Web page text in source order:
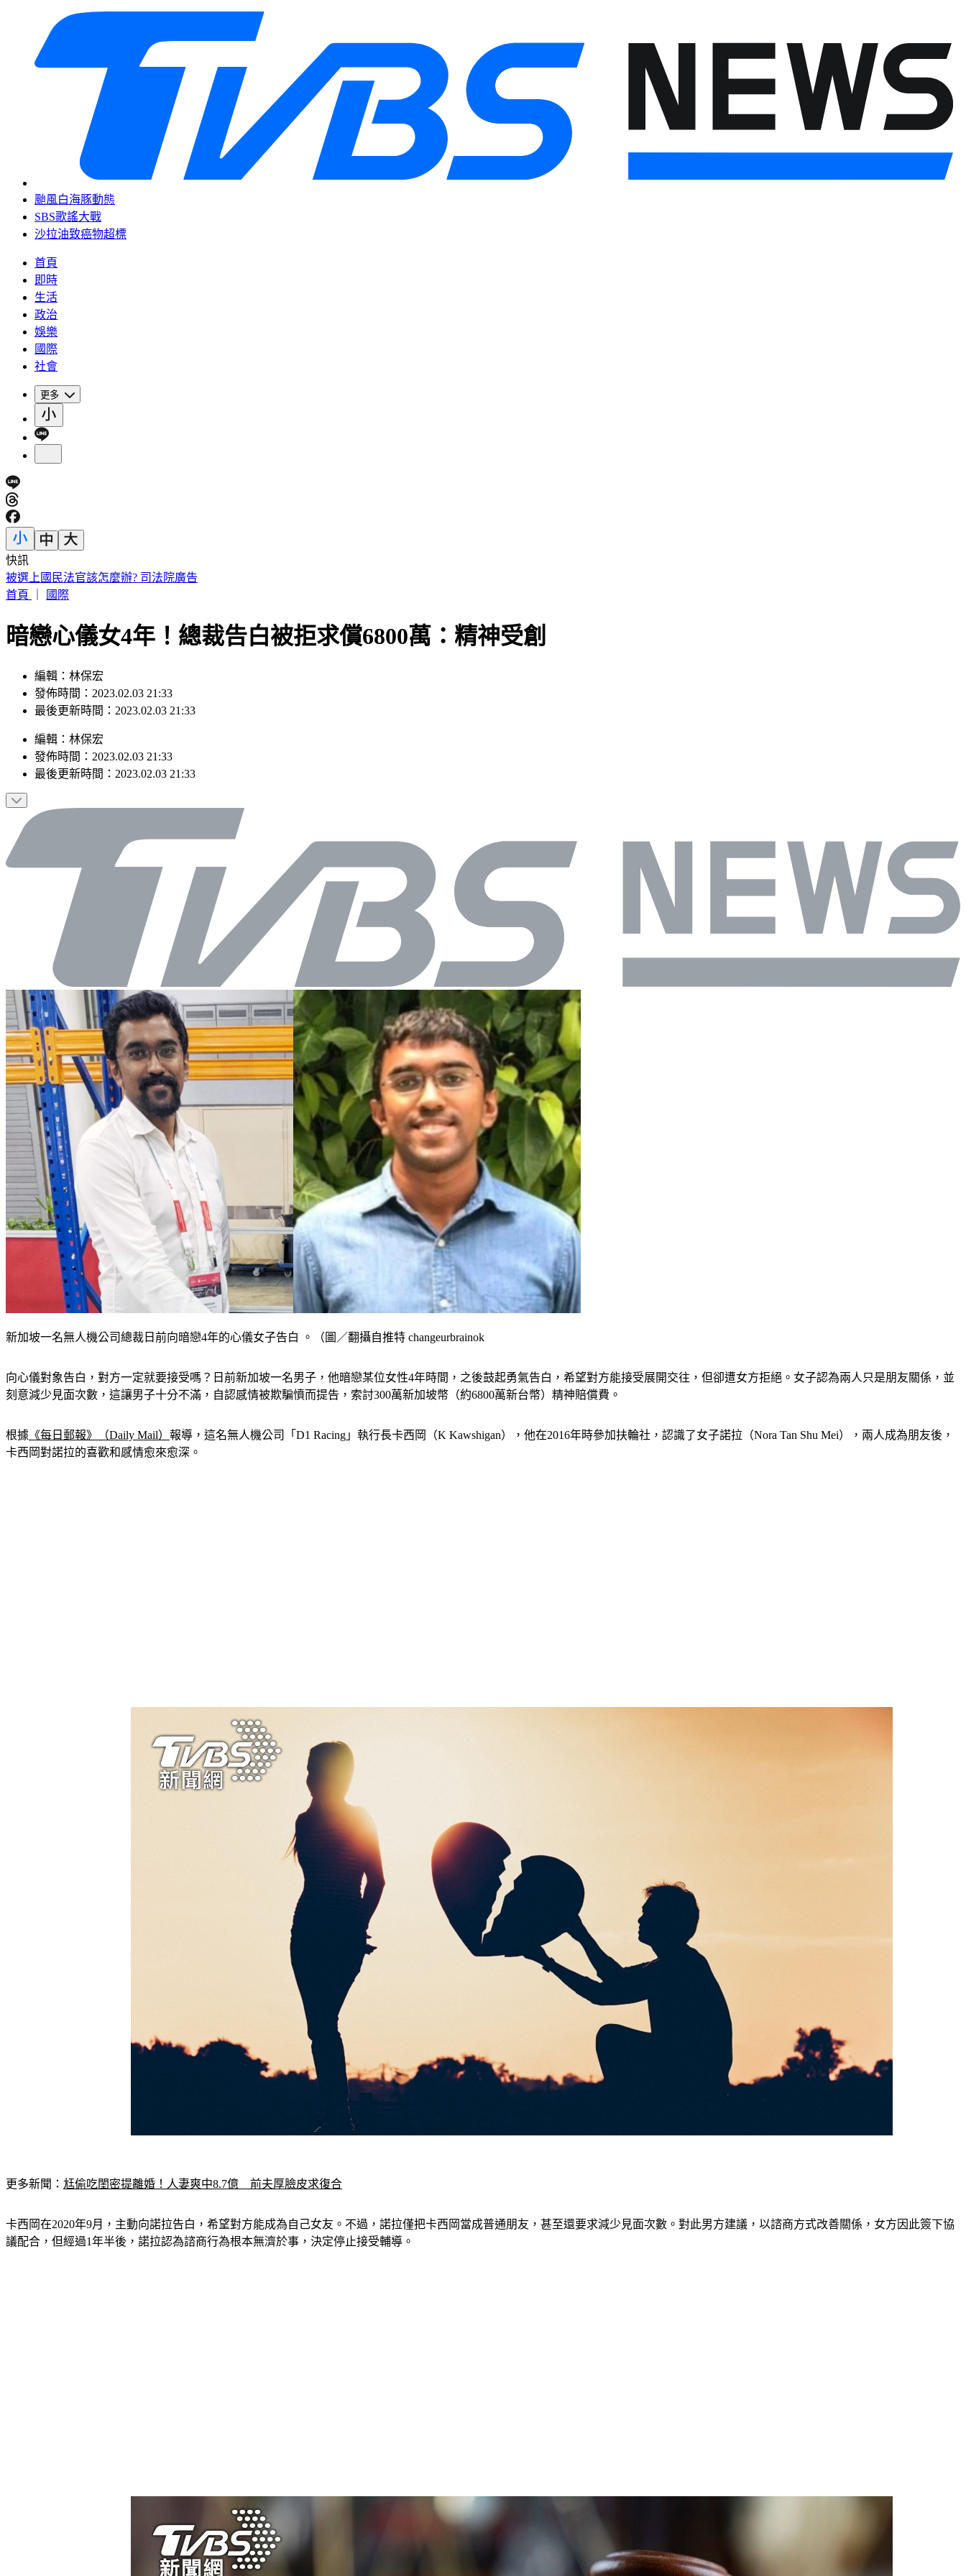
颱風白海豚動態
SBS歌謠大戰
沙拉油致癌物超標
首頁
即時
生活
政治
娛樂
國際
社會
更多
快訊
被選上國民法官該怎麼辦? 司法院廣告
首頁
國際
暗戀心儀女4年！總裁告白被拒求償6800萬：精神受創
編輯：林保宏
發佈時間：2023.02.03 21:33
最後更新時間：2023.02.03 21:33
編輯 ： 林保宏
發佈時間： 2023.02.03 21:33
最後更新時間： 2023.02.03 21:33
新加坡一名無人機公司總裁日前向暗戀4年的心儀女子告白 。（圖／翻攝自推特 changeurbrainok
向心儀對象告白，對方一定就要接受嗎？日前新加坡一名男子，他暗戀某位女性4年時間，之後鼓起勇氣告白，希望對方能接受展開交往，但卻遭女方拒絕。女子認為兩人只是朋友關係，並
刻意減少見面次數，這讓男子十分不滿，自認感情被欺騙憤而提告，索討300萬新加坡幣（約6800萬新台幣）精神賠償費。
根據 《每日郵報》（Daily Mail） 報導，這名無人機公司「D1 Racing」執行長卡西岡（K Kawshigan），他在2016年時參加扶輪社，認識了女子諾拉（Nora Tan Shu Mei），兩人成為朋友後，
卡西岡對諾拉的喜歡和感情愈來愈深。
更多新聞： 尪偷吃閨密提離婚！人妻爽中8.7億　前夫厚臉皮求復合
卡西岡在2020年9月，主動向諾拉告白，希望對方能成為自己女友。不過，諾拉僅把卡西岡當成普通朋友，甚至還要求減少見面次數。對此男方建議，以諮商方式改善關係，女方因此簽下協
議配合，但經過1年半後，諾拉認為諮商行為根本無濟於事，決定停止接受輔導。